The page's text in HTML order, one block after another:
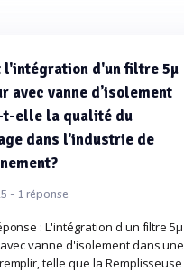
l'intégration d'un filtre 5µ
avec vanne d’isolement
t-elle la qualité du
dans l'industrie de
- 1réponse
: L'intégration d'un filtre 5µ
vanne d'isolement dans une
telle que la Remplisseuse